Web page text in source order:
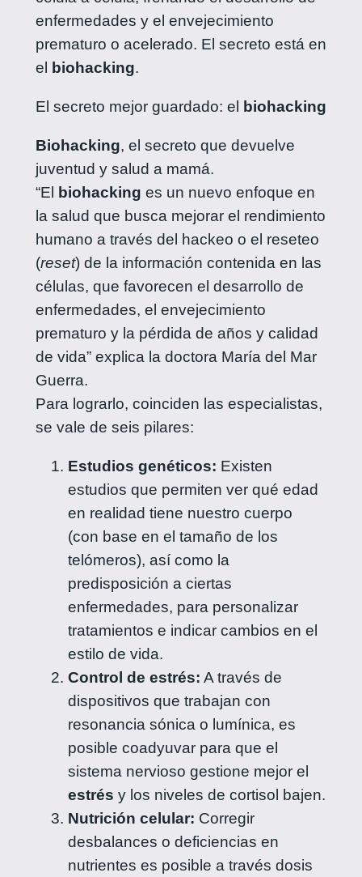
enfermedades y el envejecimiento
prematuro o acelerado. El secreto está en
el biohacking.
El secreto mejor guardado: el biohacking
Biohacking, el secreto que devuelve
juventud y salud a mamá.
“El
biohacking es un nuevo enfoque en
la salud que busca mejorar el rendimiento
humano a través del hackeo o el reseteo
(reset) de la información contenida en las
células, que favorecen el desarrollo de
enfermedades, el envejecimiento
prematuro y la pérdida de años y calidad
de vida” explica la doctora María del Mar
Guerra.
Para lograrlo, coinciden las especialistas,
se vale de seis pilares:
Estudios genéticos: Existen
estudios que permiten ver qué edad
en realidad tiene nuestro cuerpo
(con base en el tamaño de los
telómeros), así como la
predisposición a ciertas
enfermedades, para personalizar
tratamientos e indicar cambios en el
estilo de vida.
Control de estrés: A través de
dispositivos que trabajan con
resonancia sónica o lumínica, es
posible coadyuvar para que el
sistema nervioso gestione mejor el
estrés y los niveles de cortisol bajen.
Nutrición celular: Corregir
desbalances o deficiencias en
nutrientes es posible a través dosis